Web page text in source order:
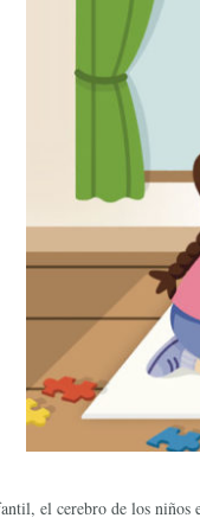
el cerebro de los niños